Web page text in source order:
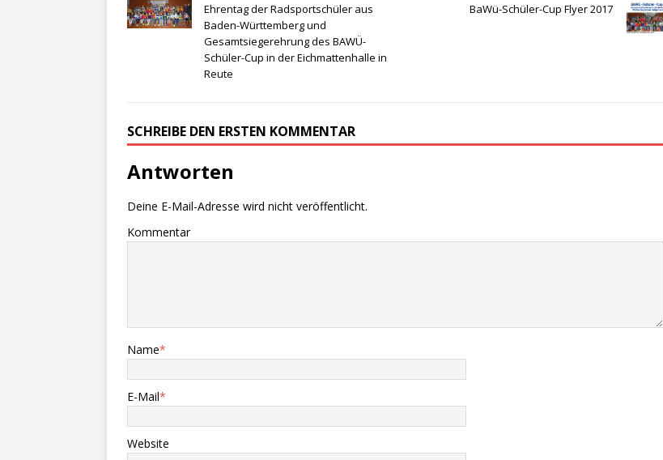
Ehrentag der Radsportschüler aus
Baden-Württemberg und
Gesamtsiegerehrung des BAWÜ-
Schüler-Cup in der Eichmattenhalle in
Reute
BaWü-Schüler-Cup Flyer 2017
SCHREIBE DEN ERSTEN KOMMENTAR
Antworten
Deine E-Mail-Adresse wird nicht veröffentlicht.
Kommentar
Name*
E-Mail*
Website